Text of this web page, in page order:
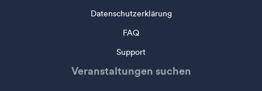
Datenschutzerklärung
FAQ
Support
Veranstaltungen suchen